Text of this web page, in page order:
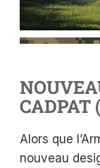
CADPAT
Alors que
nouveau